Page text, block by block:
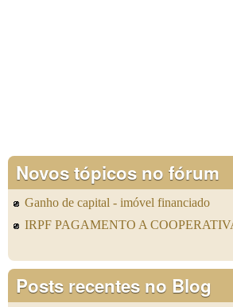
Novos tópicos no fórum
Ganho de capital - imóvel financiado
IRPF PAGAMENTO A
Posts recentes no Blog